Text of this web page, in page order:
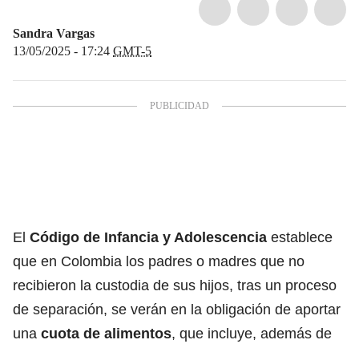
Sandra Vargas
13/05/2025 - 17:24 GMT-5
El Código de Infancia y Adolescencia establece
que en Colombia los padres o madres que no
recibieron la custodia de sus hijos, tras un proceso
de separación, se verán en la obligación de aportar
una cuota de alimentos, que incluye, además de